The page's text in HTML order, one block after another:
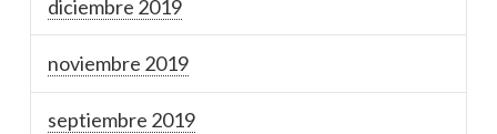
diciembre 2019
noviembre 2019
septiembre 2019